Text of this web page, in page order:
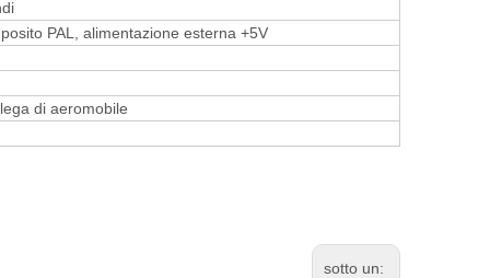
PAL, alimentazione esterna +5V
di aeromobile
sotto un: